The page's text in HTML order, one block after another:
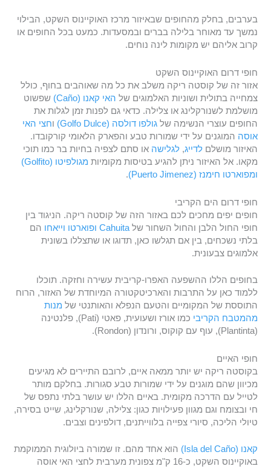
בערבים, בחלק מהחופים שבאיזור מרכז האוקיינוס השקט, הבילוי
נמשך עד מאוחר בלילה בברים ובמסעדות. כמעט בכל החופים או
קרוב אליהם יש מקומות לינה נוחים.
חופי דרום האוקיינוס השקט
אזור זה של קוסטה ריקה משלב את כל מה שאוהבים בחוף, כולל
צמחייה בתולית ושוניות האלמוגים של האי קאנו (Caño)
שפשוט
מושלמת לשנורקלינג או צלילה. כדאי גם לפנות זמן לגלות את
החופים עוצרי הנשימה שלגולפו דולסה (Golfo Dulce) וחצי האי
אוסה המוגנים על ידי שמורות טבע והפארק הלאומי קורקובדו.
האיזור מושלםלדייג,לגלישה או סתם לצפיה בחיות בר כמו תוכי
מקאו. אל האיזור ניתן להגיע בטיסות מקומיות מגולפיטו (Golfito)
ומפוארטו חימנז (Puerto Jimenez)
.
חופי דרום הים הקריבי
חופים יפים מחכים לכם באזור הזה של קוסטה ריקה. הניגוד בין
חופי החול הלבן והחול השחור שלCahuita ופוארטו וייאחו הם
בלתי נשכחים, בין אם תגלשו כאן, תדוגו או שתצללו בשונית
אלמוגים צבעונית.
בחופים הללו ההשפעה האפרו-קריבית עשירה וחזקה. תוכלו
ללמוד כאן על התרבות והארכיטקטורה המיוחדת של האזור, הרוח
התוססת של המקומיים והטעם הנפלא והאותנטי של מנות
מהמטבח הקריבי
כמו אורז ושעועית, פאטי (Pati), פלנטינה
(Plantinta), עוף עם קוקוס, ורונדון (Rondon).
חופי האיים
בקוסטה ריקה יש יותר ממאה איים, לרובם התיירים לא מגיעים
מכיוון שהם מוגנים על ידי שמורות טבע סגורות. בחלקם מותר
לטייל עם הדרכה מקומית. באיים הללו יש עושר בלתי נתפס של
חי ובצומח וגם מגוון פעילויות כגון: צלילה, שנורקלינג, שייט בסירה,
טיולי הליכה, סיורי צפייה בלווייתנים, דולפינים וצבים.
קאנו (Isla del Caño)
הוא אחד מהם. זו שמורה ביולוגית הממוקמת
באוקיינוס השקט, כ-16 ק"מ צפונית מערבית לחצי האי אוסה